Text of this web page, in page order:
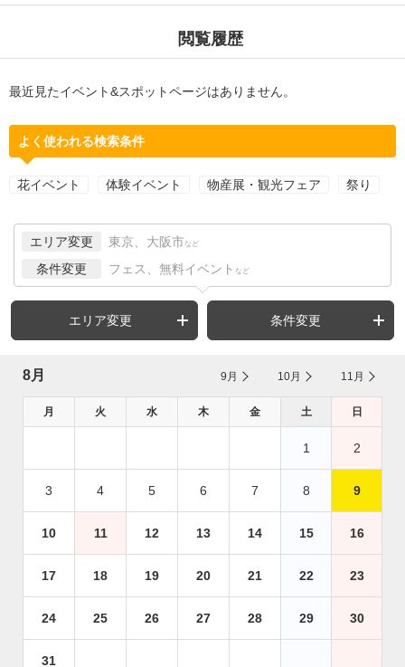
閲覧履歴
最近見たイベント&スポットページはありません。
よく使われる検索条件
花イベント 体験イベント 物産展・観光フェア 祭り
エリア変更 東京、大阪市 など
条件変更 フェス、無料イベント など
エリア変更 条件変更
8月 9月 10月 11月
月 火 水 木 金 土 日
1 2
3 4 5 6 7 8 9
10 11 12 13 14 15 16
17 18 19 20 21 22 23
24 25 26 27 28 29 30
31